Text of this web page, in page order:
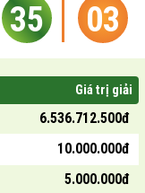
35 03
Giá trị giải
6.536.712.500đ
10.000.000đ
5.000.000đ